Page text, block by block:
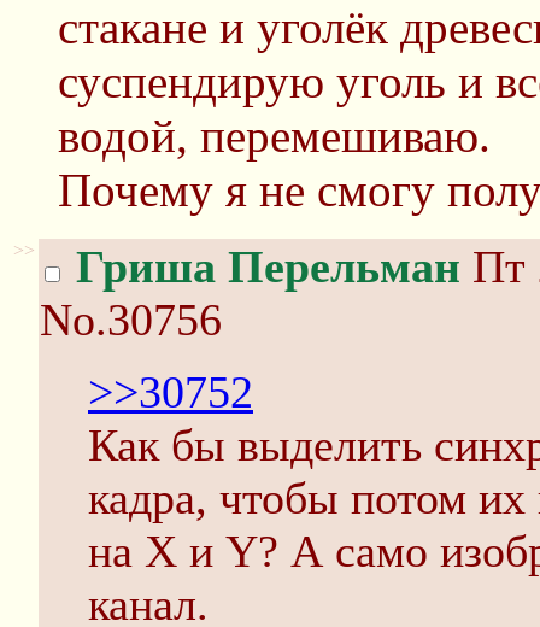
стакане и уголёк
суспендирую уголь и
водой, перемешиваю.
Почему я не смогу
>> Гриша Перельман Пт
No.30756
>>30752
Как бы выделить
кадра, чтобы потом их
на Х и Y? А само
канал.